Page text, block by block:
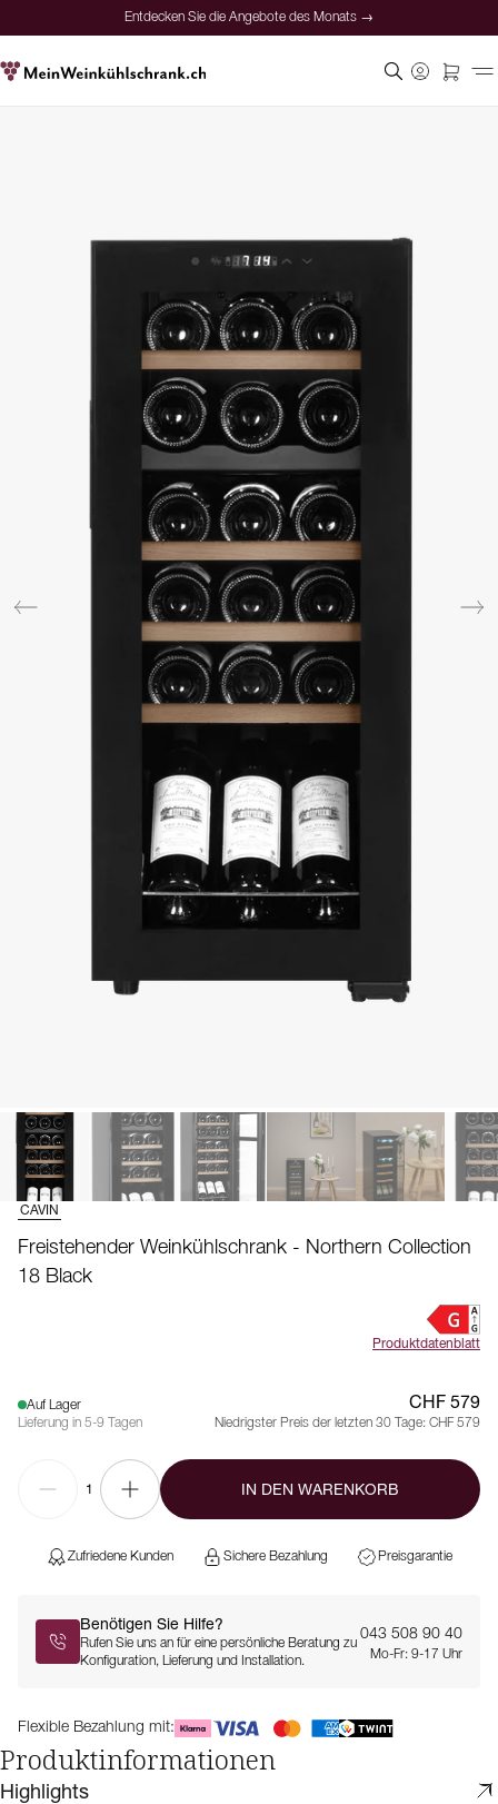
Entdecken Sie die Angebote des Monats →
CAVIN
Freistehender Weinkühlschrank - Northern Collection
18 Black
Produktdatenblatt
Auf Lager
Lieferung in 5-9 Tagen
CHF 579
Niedrigster Preis der letzten 30 Tage: CHF 579
1 IN DEN WARENKORB
Zufriedene Kunden Sichere Bezahlung Preisgarantie
Benötigen Sie Hilfe?
Rufen Sie uns an für eine persönliche Beratung zu
Konfiguration, Lieferung und Installation.
043 508 90 40
Mo-Fr: 9-17 Uhr
Flexible Bezahlung mit:
Produktinformationen
Highlights